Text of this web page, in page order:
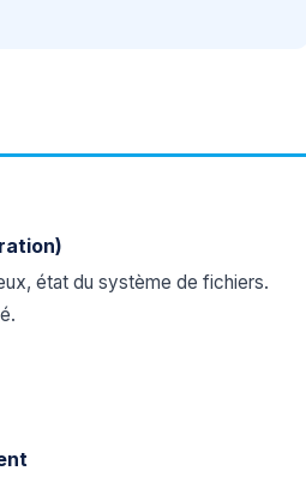
état du système de fichiers.